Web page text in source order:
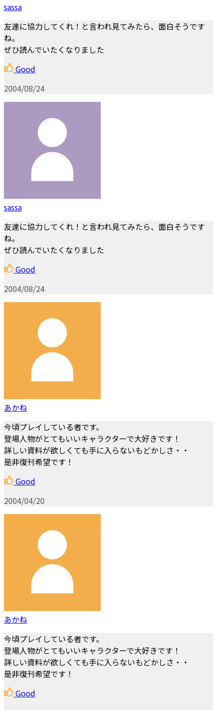
sassa
友達に協力してくれ！と言われ見てみたら、面白そうです
ね。
ぜひ読んでいたくなりました
Good
2004/08/24
sassa
友達に協力してくれ！と言われ見てみたら、面白そうです
ね。
ぜひ読んでいたくなりました
Good
2004/08/24
あかね
今頃プレイしている者です。
登場人物がとてもいいキャラクターで大好きです！
詳しい資料が欲しくても手に入らないもどかしさ・・
是非復刊希望です！
Good
2004/04/20
あかね
今頃プレイしている者です。
登場人物がとてもいいキャラクターで大好きです！
詳しい資料が欲しくても手に入らないもどかしさ・・
是非復刊希望です！
Good